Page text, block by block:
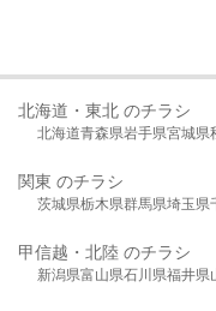
北海道・東北 のチラシ
北海道青森県岩手県宮城県
関東 のチラシ
茨城県栃木県群馬県埼玉県
甲信越・北陸 のチラシ
新潟県富山県石川県福井県